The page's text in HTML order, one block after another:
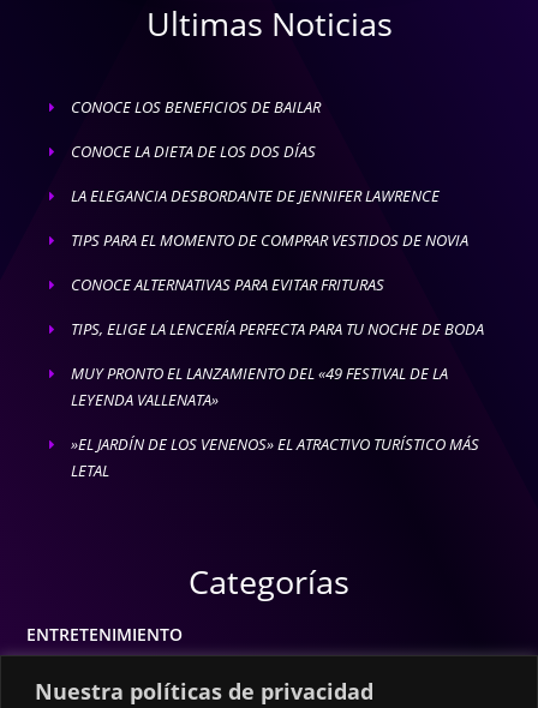
Nuestra políticas de privacidad
Ultimas Noticias
E CONOCE LOS BENEFICIOS DE BAILAR
E CONOCE LA DIETA DE LOS DOS DÍAS
E LA ELEGANCIA DESBORDANTE DE JENNIFER LAWRENCE
E TIPS PARA EL MOMENTO DE COMPRAR VESTIDOS DE NOVIA
E CONOCE ALTERNATIVAS PARA EVITAR FRITURAS
E TIPS, ELIGE LA LENCERÍA PERFECTA PARA TU NOCHE DE BODA
E
MUY PRONTO EL LANZAMIENTO DEL «49 FESTIVAL DE LA
LEYENDA VALLENATA»
E
»EL JARDÍN DE LOS VENENOS» EL ATRACTIVO TURÍSTICO MÁS
LETAL
Categorías
ENTRETENIMIENTO